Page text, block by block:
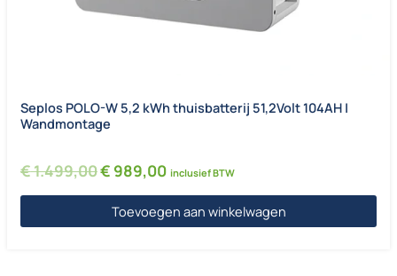
Seplos POLO-W 5,2 kWh thuisbatterij 51,2Volt 104AH |
Wandmontage
€1.499,00Oorspronkelijke prijs was: € 1.499,00.
€ 989,00Huidige prijs is: € 989,00.
inclusief BTW
Toevoegen aan winkelwagen